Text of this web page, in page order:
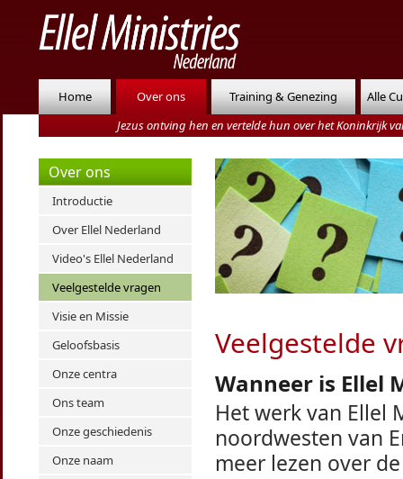
Home Over ons Training & Genezing
Alle
Jezus ontving hen en vertelde hun over het Koninkrijk
Over ons
Introductie
Over Ellel Nederland
Video's Ellel Nederland
Veelgestelde vragen
Visie en Missie
Geloofsbasis
Onze centra
Ons team
Onze geschiedenis
Onze naam
Veelgestelde
Wanneer is Ellel
Het werk van Ellel
noordwesten van
meer lezen over